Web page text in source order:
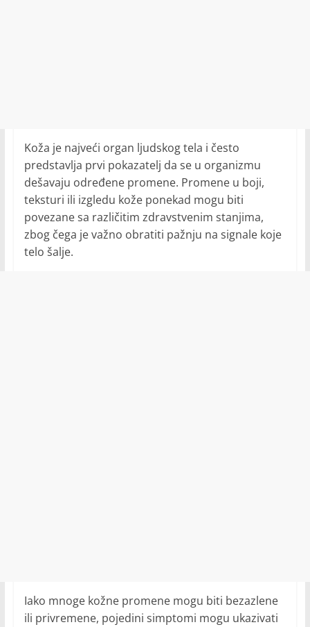
Koža je najveći organ ljudskog tela i često
predstavlja prvi pokazatelj da se u organizmu
dešavaju određene promene. Promene u boji,
teksturi ili izgledu kože ponekad mogu biti
povezane sa različitim zdravstvenim stanjima,
zbog čega je važno obratiti pažnju na signale koje
telo šalje.
Iako mnoge kožne promene mogu biti bezazlene
ili privremene, pojedini simptomi mogu ukazivati